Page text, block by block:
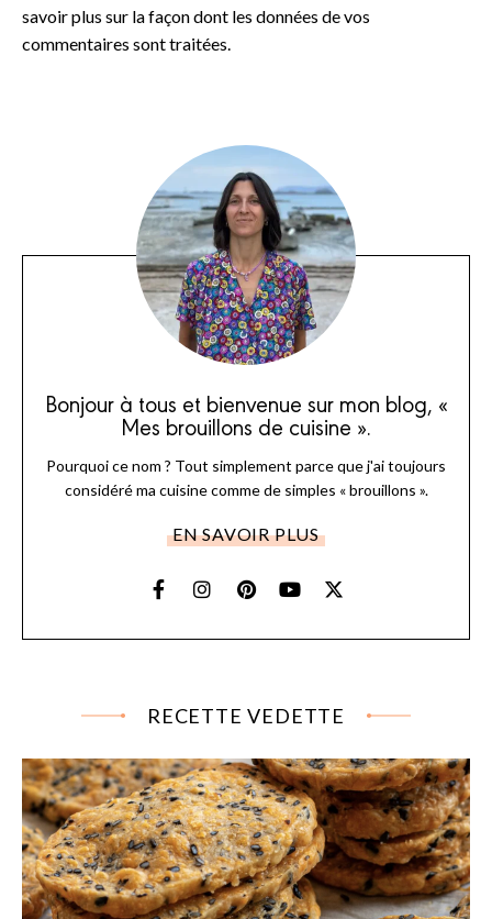
savoir plus sur la façon dont les données de vos
commentaires sont traitées
Bonjour à tous et bienvenue sur mon blog, «
Mes brouillons de cuisine ».
Pourquoi ce nom ? Tout simplement parce que j'ai toujours
considéré ma cuisine comme de simples « brouillons ».
EN SAVOIR PLUS
RECETTE VEDETTE